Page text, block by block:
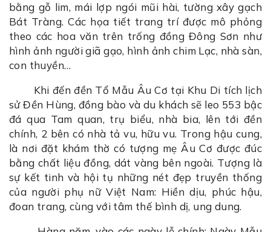
bằng gỗ lim, mái lợp ngói mũi hài, tường xây gạch
Bát Tràng. Các họa tiết trang trí được mô phỏng
theo các hoa văn trên trống đồng Đông Sơn như
hình ảnh người giã gạo, hình ảnh chim Lạc, nhà sàn,
con thuyền…
Khi đến đền Tổ Mẫu Âu Cơ tại Khu Di tích lịch
sử Đền Hùng, đồng bào và du khách sẽ leo 553 bậc
đá qua Tam quan, trụ biểu, nhà bia, lên tới đền
chính, 2 bên có nhà tả vu, hữu vu. Trong hậu cung,
là nơi đặt khám thờ có tượng mẹ Âu Cơ được đúc
bằng chất liệu đồng, dát vàng bên ngoài. Tượng là
sự kết tinh và hội tụ những nét đẹp truyền thống
của người phụ nữ Việt Nam: Hiền dịu, phúc hậu,
đoan trang, cùng với tâm thế bình dị, ung dung.